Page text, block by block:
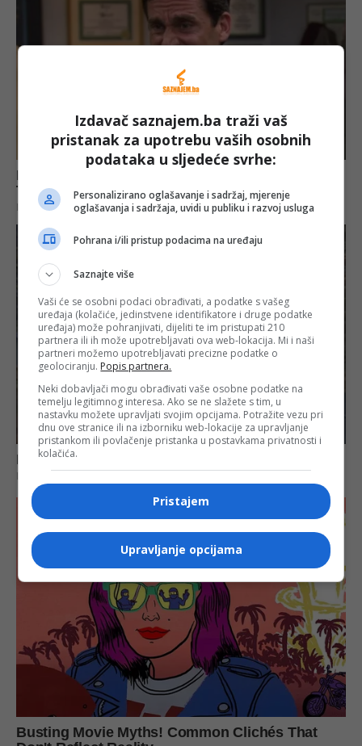
Izdavač saznajem.ba traži vaš
pristanak za upotrebu vaših osobnih
podataka u sljedeće svrhe:
Personalizirano oglašavanje i sadržaj, mjerenje
oglašavanja i sadržaja, uvidi u publiku i razvoj usluga
Pohrana i/ili pristup podacima na uređaju
Saznajte više
Vaši će se osobni podaci obrađivati, a podatke s vašeg
uređaja (kolačiće, jedinstvene identifikatore i druge podatke
uređaja) može pohranjivati, dijeliti te im pristupati 210
partnera ili ih može upotrebljavati ova web-lokacija. Mi i naši
partneri možemo upotrebljavati precizne podatke o
geolociranju. Popis partnera.
Neki dobavljači mogu obrađivati vaše osobne podatke na
temelju legitimnog interesa. Ako se ne slažete s tim, u
nastavku možete upravljati svojim opcijama. Potražite vezu pri
dnu ove stranice ili na izborniku web-lokacije za upravljanje
pristankom ili povlačenje pristanka u postavkama privatnosti i
kolačića.
Pristajem
Upravljanje opcijama